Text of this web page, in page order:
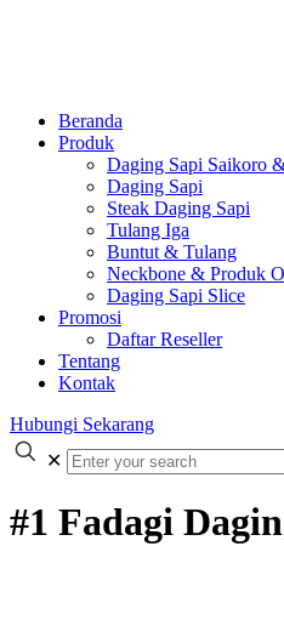
Beranda
Produk
Daging Sapi Saikoro
Daging Sapi
Steak Daging Sapi
Tulang Iga
Buntut & Tulang
Neckbone & Produk
Daging Sapi Slice
Promosi
Daftar Reseller
Tentang
Kontak
Hubungi Sekarang
✕
#1 Fadagi